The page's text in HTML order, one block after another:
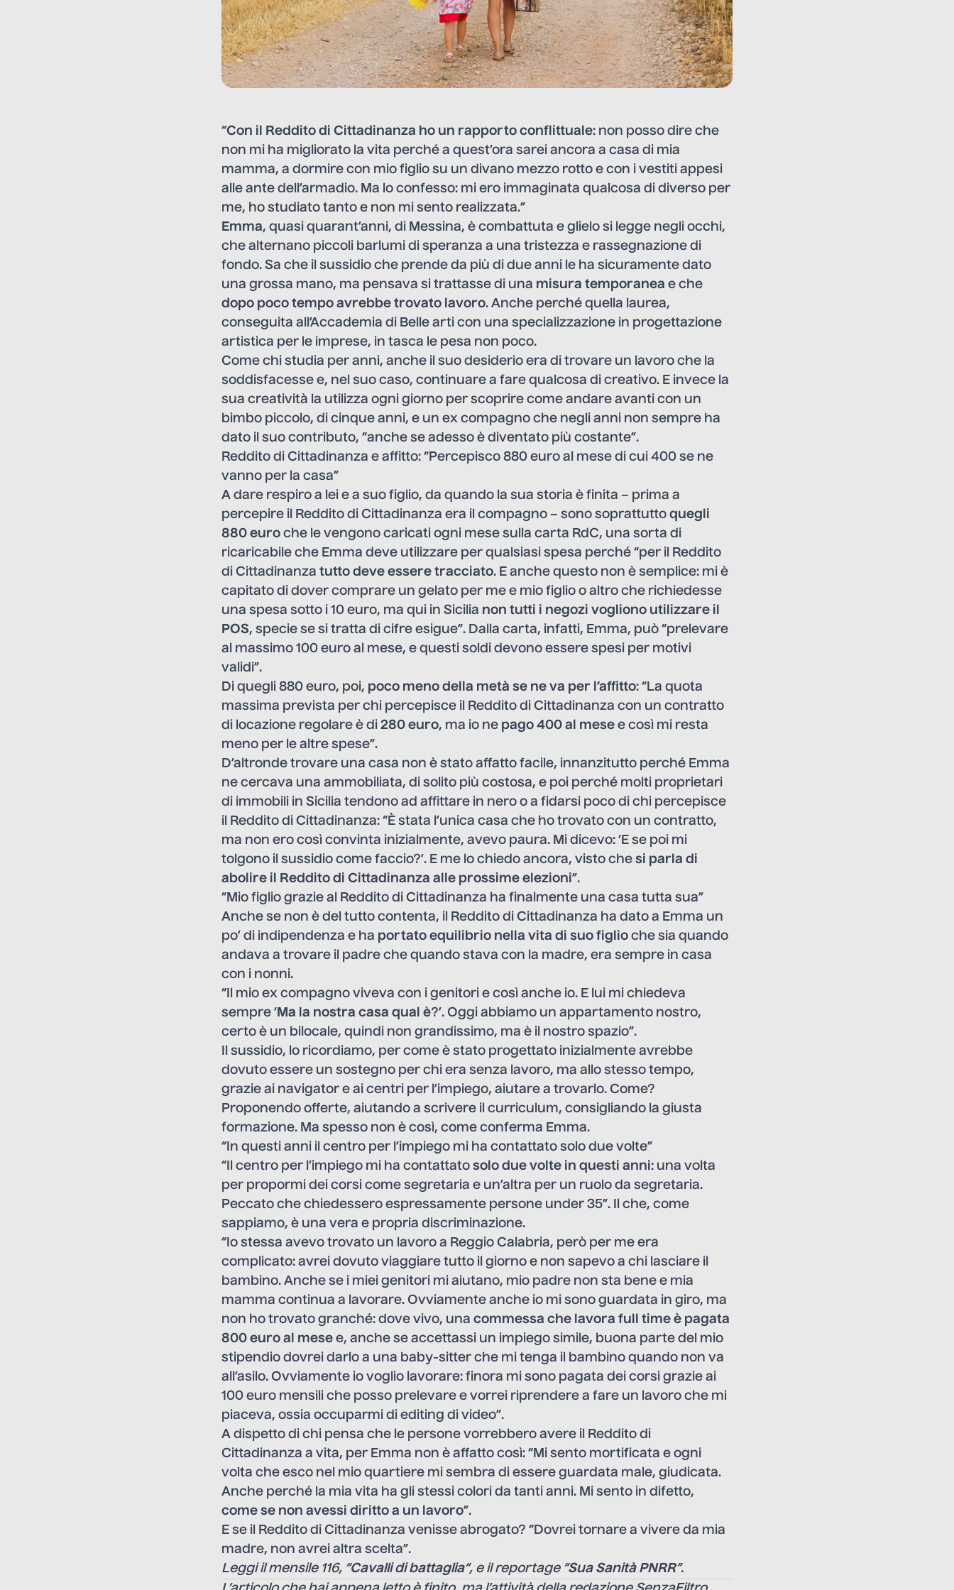
“Con il Reddito di Cittadinanza ho un rapporto conflittuale: non posso dire che
non mi ha migliorato la vita perché a quest’ora sarei ancora a casa di mia
mamma, a dormire con mio figlio su un divano mezzo rotto e con i vestiti appesi
alle ante dell’armadio. Ma lo confesso: mi ero immaginata qualcosa di diverso per
me, ho studiato tanto e non mi sento realizzata.”
Emma, quasi quarant’anni, di Messina, è combattuta e glielo si legge negli occhi,
che alternano piccoli barlumi di speranza a una tristezza e rassegnazione di
fondo. Sa che il sussidio che prende da più di due anni le ha sicuramente dato
una grossa mano, ma pensava si trattasse di una misura temporanea e che
dopo poco tempo avrebbe trovato lavoro. Anche perché quella laurea,
conseguita all’Accademia di Belle arti con una specializzazione in progettazione
artistica per le imprese, in tasca le pesa non poco.
Come chi studia per anni, anche il suo desiderio era di trovare un lavoro che la
soddisfacesse e, nel suo caso, continuare a fare qualcosa di creativo. E invece la
sua creatività la utilizza ogni giorno per scoprire come andare avanti con un
bimbo piccolo, di cinque anni, e un ex compagno che negli anni non sempre ha
dato il suo contributo, “anche se adesso è diventato più costante”.
Reddito di Cittadinanza e affitto: “Percepisco 880 euro al mese di cui 400 se ne
vanno per la casa”
A dare respiro a lei e a suo figlio, da quando la sua storia è finita – prima a
percepire il Reddito di Cittadinanza era il compagno – sono soprattutto quegli
880 euro che le vengono caricati ogni mese sulla carta RdC, una sorta di
ricaricabile che Emma deve utilizzare per qualsiasi spesa perché “per il Reddito
di Cittadinanza tutto deve essere tracciato. E anche questo non è semplice: mi è
capitato di dover comprare un gelato per me e mio figlio o altro che richiedesse
una spesa sotto i 10 euro, ma qui in Sicilia non tutti i negozi vogliono utilizzare il
POS, specie se si tratta di cifre esigue”. Dalla carta, infatti, Emma, può “prelevare
al massimo 100 euro al mese, e questi soldi devono essere spesi per motivi
validi”.
Di quegli 880 euro, poi, poco meno della metà se ne va per l’affitto: “La quota
massima prevista per chi percepisce il Reddito di Cittadinanza con un contratto
di locazione regolare è di 280 euro, ma io ne pago 400 al mese e così mi resta
meno per le altre spese”.
D’altronde trovare una casa non è stato affatto facile, innanzitutto perché Emma
ne cercava una ammobiliata, di solito più costosa, e poi perché molti proprietari
di immobili in Sicilia tendono ad affittare in nero o a fidarsi poco di chi percepisce
il Reddito di Cittadinanza: “È stata l’unica casa che ho trovato con un contratto,
ma non ero così convinta inizialmente, avevo paura. Mi dicevo: ‘E se poi mi
tolgono il sussidio come faccio?’. E me lo chiedo ancora, visto che si parla di
abolire il Reddito di Cittadinanza alle prossime elezioni”.
“Mio figlio grazie al Reddito di Cittadinanza ha finalmente una casa tutta sua”
Anche se non è del tutto contenta, il Reddito di Cittadinanza ha dato a Emma un
po’ di indipendenza e ha portato equilibrio nella vita di suo figlio che sia quando
andava a trovare il padre che quando stava con la madre, era sempre in casa
con i nonni.
“Il mio ex compagno viveva con i genitori e così anche io. E lui mi chiedeva
sempre ‘Ma la nostra casa qual è?’. Oggi abbiamo un appartamento nostro,
certo è un bilocale, quindi non grandissimo, ma è il nostro spazio”.
Il sussidio, lo ricordiamo, per come è stato progettato inizialmente avrebbe
dovuto essere un sostegno per chi era senza lavoro, ma allo stesso tempo,
grazie ai navigator e ai centri per l’impiego, aiutare a trovarlo. Come?
Proponendo offerte, aiutando a scrivere il curriculum, consigliando la giusta
formazione. Ma spesso non è così, come conferma Emma.
“In questi anni il centro per l’impiego mi ha contattato solo due volte”
“Il centro per l’impiego mi ha contattato solo due volte in questi anni: una volta
per propormi dei corsi come segretaria e un’altra per un ruolo da segretaria.
Peccato che chiedessero espressamente persone under 35”. Il che, come
sappiamo, è una vera e propria discriminazione.
“Io stessa avevo trovato un lavoro a Reggio Calabria, però per me era
complicato: avrei dovuto viaggiare tutto il giorno e non sapevo a chi lasciare il
bambino. Anche se i miei genitori mi aiutano, mio padre non sta bene e mia
mamma continua a lavorare. Ovviamente anche io mi sono guardata in giro, ma
non ho trovato granché: dove vivo, una commessa che lavora full time è pagata
800 euro al mese e, anche se accettassi un impiego simile, buona parte del mio
stipendio dovrei darlo a una baby-sitter che mi tenga il bambino quando non va
all’asilo. Ovviamente io voglio lavorare: finora mi sono pagata dei corsi grazie ai
100 euro mensili che posso prelevare e vorrei riprendere a fare un lavoro che mi
piaceva, ossia occuparmi di editing di video”.
A dispetto di chi pensa che le persone vorrebbero avere il Reddito di
Cittadinanza a vita, per Emma non è affatto così: “Mi sento mortificata e ogni
volta che esco nel mio quartiere mi sembra di essere guardata male, giudicata.
Anche perché la mia vita ha gli stessi colori da tanti anni. Mi sento in difetto,
come se non avessi diritto a un lavoro”.
E se il Reddito di Cittadinanza venisse abrogato? “Dovrei tornare a vivere da mia
madre, non avrei altra scelta”.
Leggi il mensile 116, “Cavalli di battaglia“, e il reportage “Sua Sanità PNRR“.